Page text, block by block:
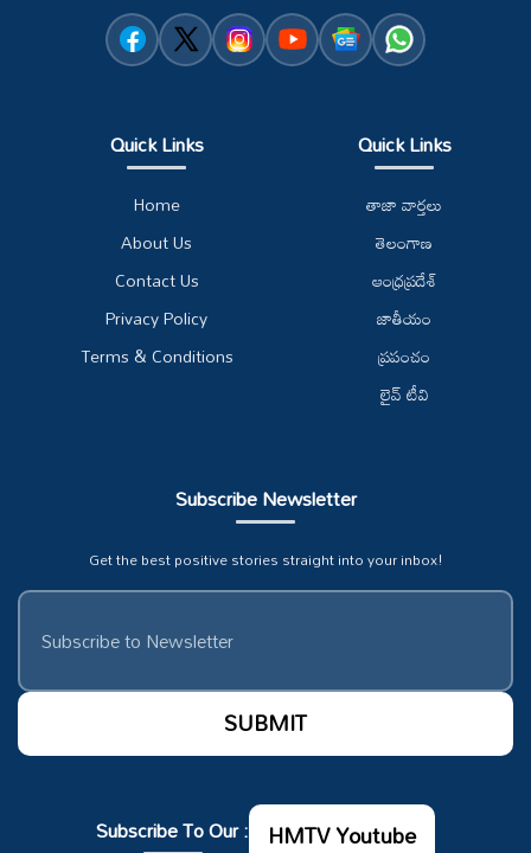
Quick Links
Home
About Us
Contact Us
Privacy Policy
Terms & Conditions
Quick Links
తాజా వార్తలు
తెలంగాణ
ఆంధ్రప్రదేశ్
జాతీయం
ప్రపంచం
లైవ్ టీవి
Subscribe Newsletter
Get the best positive stories straight into your inbox!
Subscribe To Our : HMTV Youtube